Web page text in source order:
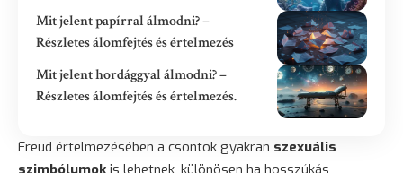
Mit jelent papírral álmodni? –
Részletes álomfejtés és értelmezés
Mit jelent hordággyal álmodni? –
Részletes álomfejtés és értelmezés.
Freud értelmezésében a csontok gyakran szexuális